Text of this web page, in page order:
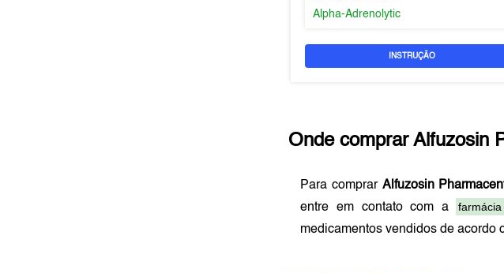
Alpha-Adrenolytic
INSTRUÇÃO
Onde comprarAlfuzosin
Para comprar Alfuzosin
entre em contato com a
farmácia
medicamentos vendidos de acordo